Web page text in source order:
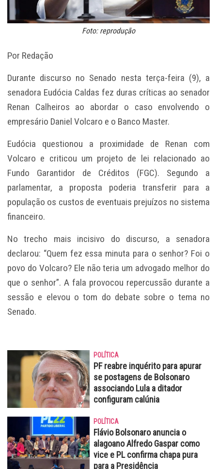
Foto: reprodução
Por Redação
Durante discurso no Senado nesta terça-feira (9), a
senadora Eudócia Caldas fez duras críticas ao senador
Renan Calheiros ao abordar o caso envolvendo o
empresário Daniel Volcaro e o Banco Master.
Eudócia questionou a proximidade de Renan com
Volcaro e criticou um projeto de lei relacionado ao
Fundo Garantidor de Créditos (FGC). Segundo a
parlamentar, a proposta poderia transferir para a
população os custos de eventuais prejuízos no sistema
financeiro.
No trecho mais incisivo do discurso, a senadora
declarou: “Quem fez essa minuta para o senhor? Foi o
povo do Volcaro? Ele não teria um advogado melhor do
que o senhor”. A fala provocou repercussão durante a
sessão e elevou o tom do debate sobre o tema no
Senado.
POLÍTICA
PF reabre inquérito para apurar
se postagens de Bolsonaro
associando Lula a ditador
configuram calúnia
POLÍTICA
Flávio Bolsonaro anuncia o
alagoano Alfredo Gaspar como
vice e PL confirma chapa pura
para a Presidência